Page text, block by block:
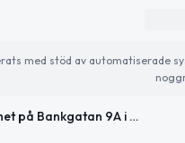
med stöd av automatiserade
Lägenhet på Bankgatan 9A i Lund såld för 2 900 000kr